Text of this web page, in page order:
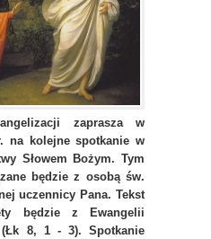
zaprasza w
na kolejne spotkanie w
Słowem Bożym. Tym
będzie z osobą św.
uczennicy Pana. Tekst
będzie z Ewangelii
(Łk 8, 1 - 3). Spotkanie